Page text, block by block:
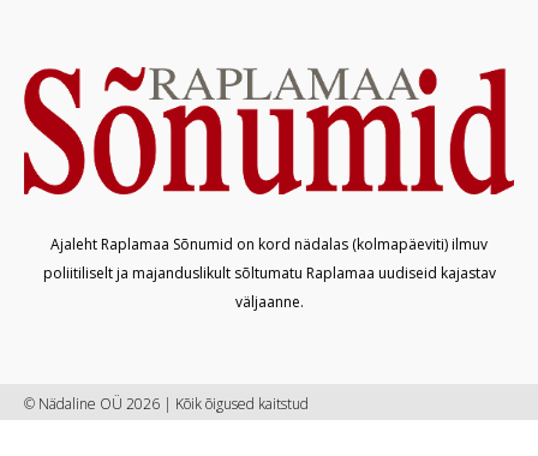
Ajaleht Raplamaa Sõnumid on kord nädalas (kolmapäeviti) ilmuv
poliitiliselt ja majanduslikult sõltumatu Raplamaa uudiseid kajastav
väljaanne.
© Nädaline OÜ 2026 | Kõik õigused kaitstud